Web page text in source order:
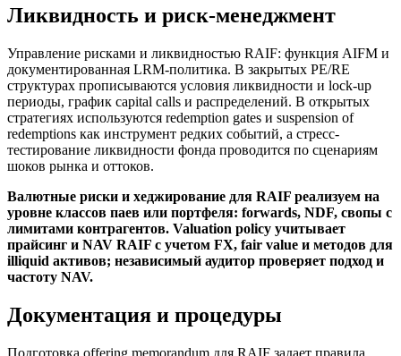
Ликвидность и риск-менеджмент
Управление рисками и ликвидностью RAIF: функция AIFM и
документированная LRM-политика. В закрытых PE/RE
структурах прописываются условия ликвидности и lock-up
периоды, график capital calls и распределений. В открытых
стратегиях используются redemption gates и suspension of
redemptions как инструмент редких событий, а стресс-
тестирование ликвидности фонда проводится по сценариям
шоков рынка и оттоков.
Валютные риски и хеджирование для RAIF реализуем на
уровне классов паев или портфеля: forwards, NDF, свопы с
лимитами контрагентов. Valuation policy учитывает
прайсинг и NAV RAIF с учетом FX, fair value и методов для
illiquid активов; независимый аудитор проверяет подход и
частоту NAV.
Документация и процедуры
Подготовка offering memorandum для RAIF задает правила